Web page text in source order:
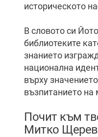
историческото
В словото си
библиотеките
знанието
национална
върху
възпитанието на
Почит към
Митко Щерев